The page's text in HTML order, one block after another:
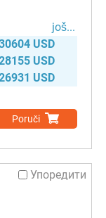
јоš...
USD
USD
USD
Poruči
Упоредити